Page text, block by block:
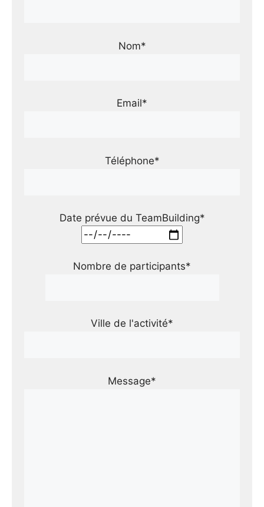
Nom*
Email*
Téléphone*
Date prévue du TeamBuilding*
Nombre de participants*
Ville de l'activité*
Message*